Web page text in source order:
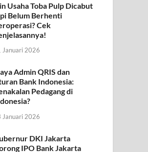
Usaha Toba Pulp Dicabut
Belum Berhenti
Cek
Januari 2026
Admin QRIS dan
Bank Indonesia:
Pedagang di
Januari 2026
DKI Jakarta
IPO Bank Jakarta